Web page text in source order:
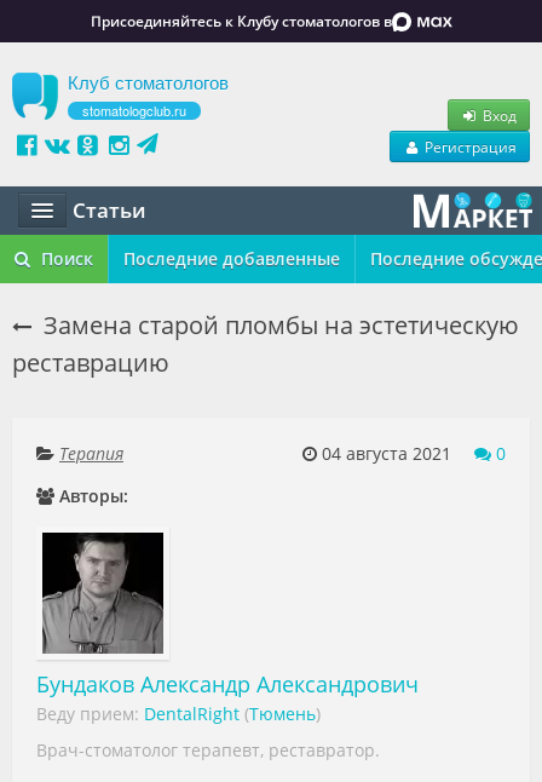
Присоединяйтесь к Клубу стоматологов в
Клуб стоматологов
stomatologclub.ru
Вход
Регистрация
Статьи
Статьи
Обучение
Резюме
Объявления
Видео
Форум
Клиники
Специалисты
Галерея
Поиск Последние добавленные Последние
Замена старой пломбы на эстетическую
реставрацию
Терапия 04 августа 2021
0
Авторы:
Бундаков Александр Александрович
Веду прием: DentalRight (Тюмень)
Врач-стоматолог терапевт, реставратор.